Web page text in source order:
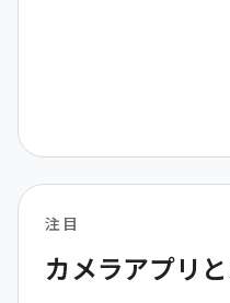
注目
カメラアプリ